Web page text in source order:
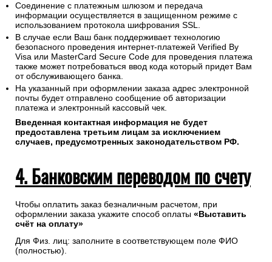
Соединение с платежным шлюзом и передача
информации осуществляется в защищенном режиме с
использованием протокола шифрования SSL.
В случае если Ваш банк поддерживает технологию
безопасного проведения интернет-платежей Verified By
Visa или MasterCard Secure Code для проведения платежа
также может потребоваться ввод кода который придет Вам
от обслуживающего банка.
На указанный при оформлении заказа адрес электронной
почты будет отправлено сообщение об авторизации
платежа и электронный кассовый чек.
Введенная контактная информация не будет
предоставлена третьим лицам за исключением
случаев, предусмотренных законодательством РФ.
4. Банковским переводом по счету
Чтобы оплатить заказ безналичным расчетом, при
оформлении заказа укажите способ оплаты «Выставить
счёт на оплату»
Для Физ. лиц: заполните в соответствующем поле ФИО
(полностью).